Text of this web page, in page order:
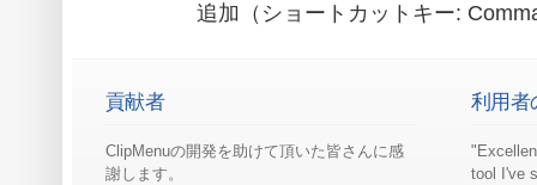
追加（ショートカットキー:
貢献者
ClipMenuの開発を助けて頂いた皆さんに感
謝します。
利用者
tool I've